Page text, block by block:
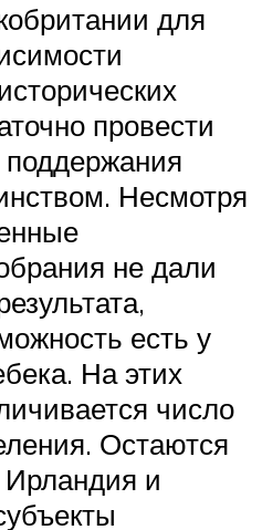
для
провести
Несмотря
не дали
есть у
На этих
число
Остаются
и